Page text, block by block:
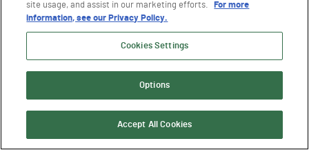
Piattaforma aziendale per la risposta alle crisi
informatiche
site usage, and assist in our marketing efforts.
For more
information, see our Privacy Policy.
Cookies Settings
Options
Accept All Cookies